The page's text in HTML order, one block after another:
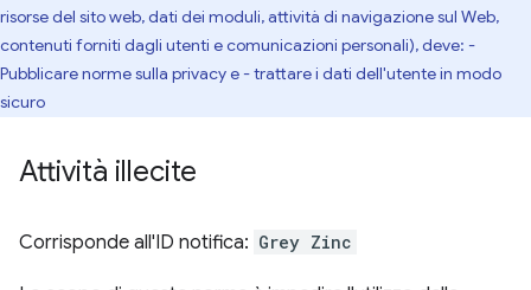
risorse del sito web, dati dei moduli, attività di navigazione sul Web,
contenuti forniti dagli utenti e comunicazioni personali), deve: -
Pubblicare norme sulla privacy e - trattare i dati dell'utente in modo
sicuro
Attività illecite
Corrisponde all'ID notifica: Grey Zinc